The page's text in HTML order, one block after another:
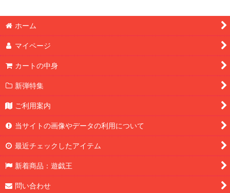
ホーム
マイページ
カートの中身
新弾特集
ご利用案内
当サイトの画像やデータの利用について
最近チェックしたアイテム
新着商品：遊戯王
問い合わせ